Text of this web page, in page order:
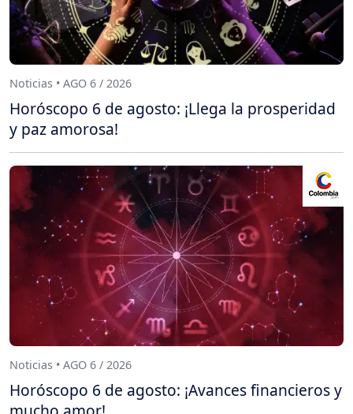
Noticias • AGO 6 / 2026
Horóscopo 6 de agosto: ¡Llega la prosperidad
y paz amorosa!
Noticias • AGO 6 / 2026
Horóscopo 6 de agosto: ¡Avances financieros y